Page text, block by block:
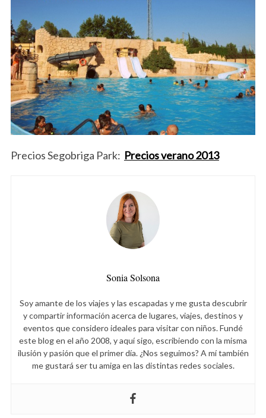
Precios Segobriga Park: Precios verano 2013
Sonia Solsona
Soy amante de los viajes y las escapadas y me gusta descubrir
y compartir información acerca de lugares, viajes, destinos y
eventos que considero ideales para visitar con niños. Fundé
este blog en el año 2008, y aquí sigo, escribiendo con la misma
ilusión y pasión que el primer día. ¿Nos seguimos? A mí también
me gustará ser tu amiga en las distintas redes sociales.
S
e
a
r
c
h